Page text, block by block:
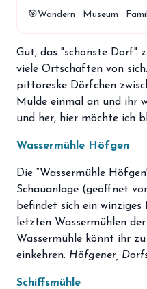
loyalty
handshake Partnerschaft
groups Entdecker Crew
🎯Wandern · Museum ·
Gut, das "schönste Dorf"
viele Ortschaften von
pittoreske Dörfchen
Mulde einmal an und ihr
und her, hier möchte ich
Wassermühle Höfgen
Die “Wassermühle
Schauanlage (geöffnet
befindet sich ein
letzten Wassermühlen
Wassermühle könnt ihr
einkehren. Höfgener,
Schiffsmühle